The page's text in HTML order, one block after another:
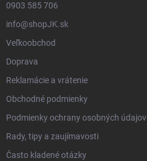
0903 585 706
info@shopJK.sk
Veľkoobchod
Doprava
Reklamácie a vrátenie
Obchodné podmienky
Podmienky ochrany osobných údajov
Rady, tipy a zaujímavosti
Často kladené otázky